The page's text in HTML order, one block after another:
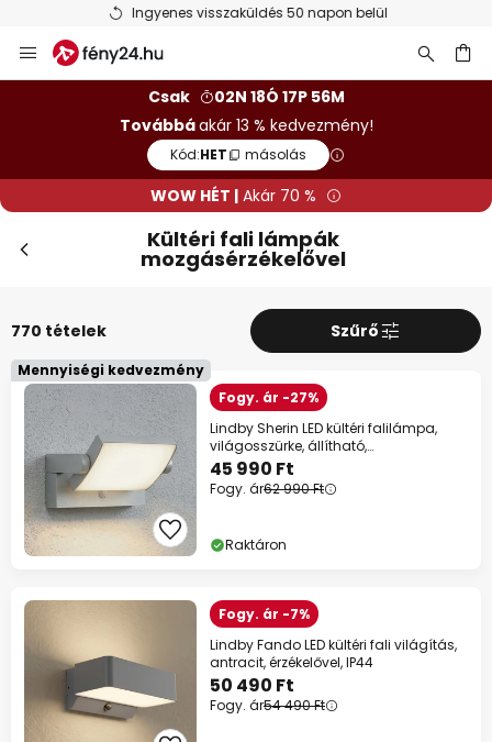
Ingyenes visszaküldés 50 napon belül
Ugrás
a
Csak
02N 18Ó 17P 54M
Továbbáakár 13 % kedvezmény!
Kód:HET másolás
WOW HÉT | Akár 70 %
Kültéri fali lámpák
mozgásérzékelővel
770 tételek Szűrő
Mennyiségi kedvezmény
Fogy. ár -27%
Lindby Sherin LED kültéri falilámpa,
világosszürke, állítható,
mozgásérzékelős
45 990 Ft
Fogy. ár62 990 Ft
Raktáron
Fogy. ár -7%
Lindby Fando LED kültéri fali világítás,
antracit, érzékelővel, IP44
50 490 Ft
Fogy. ár54 490 Ft
10%39 990 Ft felett
13%59 990 Ft felett
szinte mindenre*
Kód:HET másolás
*Mentes gyartok